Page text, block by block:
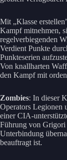
Mit „Klasse
Kampf mitnehmen,
regelverbiegenden
Verdient Punkte
Punkteserien
Von knallharten
den Kampf mit
Zombies: In dieser
Operators Legionen
einer CIA-
Führung von Grigori
Unterbindung
beauftragt ist.